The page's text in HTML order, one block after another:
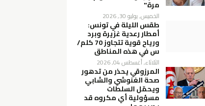
مرة"
الخميس, يوليو 30, 2026
طقس الليلة في تونس:
أمطار رعدية غزيرة وبرد
ورياح قوية تتجاوز 70 كلم/
س في هذه المناطق
الثلاثاء, أغسطس 04, 2026
المرزوقي يحذر من تدهور
صحة الغنوشي والشابي
ويحمّل السلطات
مسؤولية أي مكروه قد